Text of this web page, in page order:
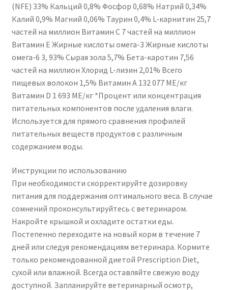
(NFE) 33% Кальций 0,8% Фосфор 0,68% Натрий 0,34%
Калий 0,9% Магний 0,06% Таурин 0,4% L-карнитин 25,7
частей на миллион Витамин С 7 частей на миллион
Витамин Е Жирные кислоты омега-3 Жирные кислоты
омега-6 3, 93% Сырая зола 5,7% Бета-каротин 7,56
частей на миллион Хлорид L-лизин 2,01% Всего
пищевых волокон 1,5% Витамин А 132 077 МЕ/кг
Витамин D 1 693 МЕ/кг *Процент или концентрация
питательных компонентов после удаления влаги.
Используется для прямого сравнения профилей
питательных веществ продуктов с различным
содержанием воды.
Инструкции по использованию
При необходимости скорректируйте дозировку
питания для поддержания оптимального веса. В случае
сомнений проконсультируйтесь с ветеринаром.
Накройте крышкой и охладите остатки еды.
Постепенно переходите на новый корм в течение 7
дней или следуя рекомендациям ветеринара. Кормите
только рекомендованной диетой Prescription Diet,
сухой или влажной. Всегда оставляйте свежую воду
доступной. Запланируйте ветеринарный осмотр,